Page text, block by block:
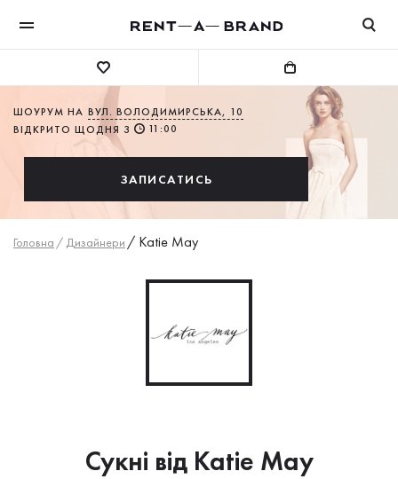
ШОУРУМ НА ВУЛ. ВОЛОДИМИРСЬКА, 10
ВІДКРИТО ЩОДНЯ З
11:00
ЗАПИСАТИСЬ
Головна / Дизайнери / Katie May
Сукнi від Katie May